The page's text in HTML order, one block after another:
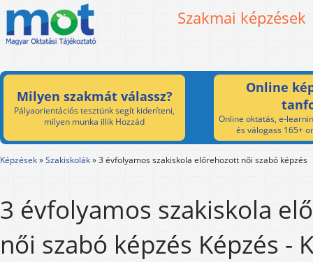
Szakmai képzések
Milyen szakmát válassz?
Pályaorientációs tesztünk segít kideríteni,
milyen munka illik Hozzád
Online
Online oktatás, e-
és válogass 165+
Képzések»Szakiskolák»3 évfolyamos szakiskola előrehozott női szabó képzés
3 évfolyamos szakiskola
női szabó képzés Képzés -